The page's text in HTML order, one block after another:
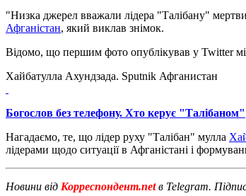
"Низка джерел вважали лідера "Талібану"
Афганістан, який виклав знімок.
Відомо, що першим фото опублікував у Twitter
Хайбатулла Ахундзада. Sputnik Афганистан
Богослов без телефону. Хто керує "Талібаном"
Нагадаємо, те, що лідер руху "Талібан" мулла
лідерами щодо ситуації в Афганістані і
Новини від Корреспондент.netв Telegram.